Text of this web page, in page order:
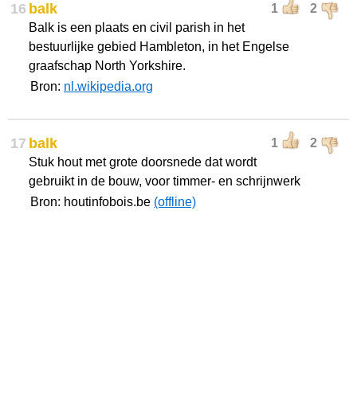
16 1 2
balk
Balk is een plaats en civil parish in het
bestuurlijke gebied Hambleton, in het Engelse
graafschap North Yorkshire.
Bron: nl.wikipedia.org
17 1 2
balk
Stuk hout met grote doorsnede dat wordt
gebruikt in de bouw, voor timmer- en schrijnwerk
Bron: houtinfobois.be (offline)